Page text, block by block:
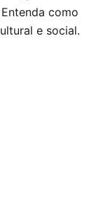
como
e social.